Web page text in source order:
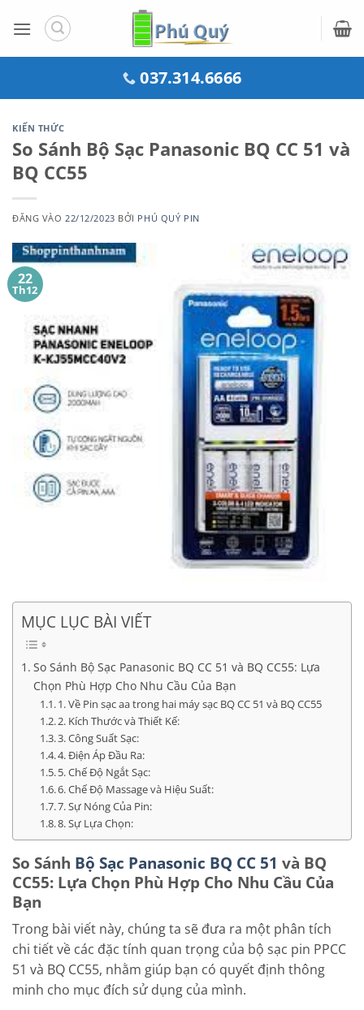
qua
037.314.6666
KIẾN THỨC
So Sánh Bộ Sạc Panasonic BQ CC 51 và
BQ CC55
ĐĂNG VÀO 22/12/2023 BỞI PHÚ QUÝ PIN
22
Th12
MỤC LỤC BÀI VIẾT
So Sánh Bộ Sạc Panasonic BQ CC 51 và BQ CC55: Lựa
Chọn Phù Hợp Cho Nhu Cầu Của Bạn
1. Về Pin sạc aa trong hai máy sạc BQ CC 51 và BQ CC55
2. Kích Thước và Thiết Kế:
3. Công Suất Sạc:
4. Điện Áp Đầu Ra:
5. Chế Độ Ngắt Sạc:
6. Chế Độ Massage và Hiệu Suất:
7. Sự Nóng Của Pin:
8. Sự Lựa Chọn:
So Sánh Bộ Sạc Panasonic BQ CC 51 và BQ
CC55: Lựa Chọn Phù Hợp Cho Nhu Cầu Của
Bạn
Trong bài viết này, chúng ta sẽ đưa ra một phân tích
chi tiết về các đặc tính quan trọng của bộ sạc pin PPCC
51 và BQ CC55, nhằm giúp bạn có quyết định thông
minh cho mục đích sử dụng của mình.